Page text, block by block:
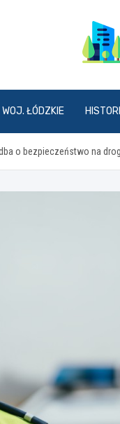
WOJ. ŁÓDZKIE
o bezpieczeństwo na